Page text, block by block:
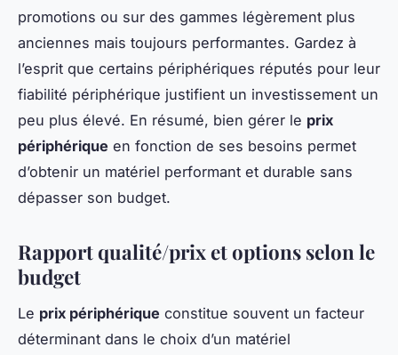
promotions ou sur des gammes légèrement plus
anciennes mais toujours performantes. Gardez à
l’esprit que certains périphériques réputés pour leur
fiabilité périphérique justifient un investissement un
peu plus élevé. En résumé, bien gérer le prix
périphérique en fonction de ses besoins permet
d’obtenir un matériel performant et durable sans
dépasser son budget.
Rapport qualité/prix et options selon le
budget
Le prix périphérique constitue souvent un facteur
déterminant dans le choix d’un matériel